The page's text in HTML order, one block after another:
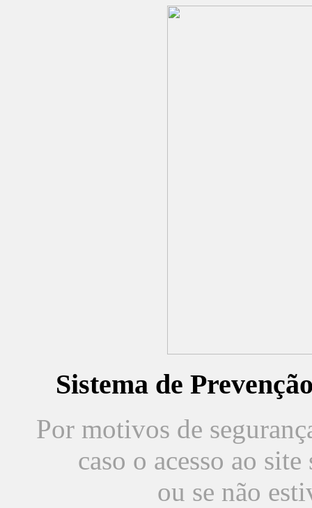
Sistema de
Por motivos de
caso o acesso ao
ou se não